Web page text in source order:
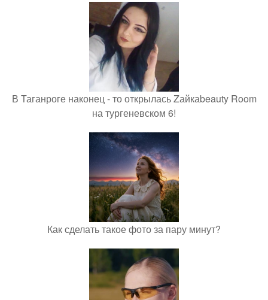
В Таганроге наконец - то открылась Zайкаbeauty Room
на тургеневском 6!
Как сделать такое фото за пару минут?